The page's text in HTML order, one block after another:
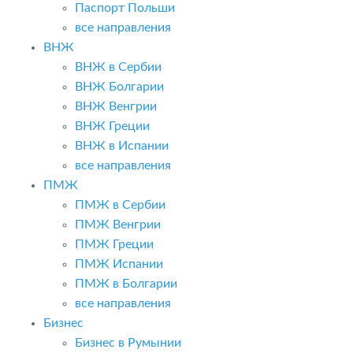
Паспорт Польши
все направления
ВНЖ
ВНЖ в Сербии
ВНЖ Болгарии
ВНЖ Венгрии
ВНЖ Греции
ВНЖ в Испании
все направления
ПМЖ
ПМЖ в Сербии
ПМЖ Венгрии
ПМЖ Греции
ПМЖ Испании
ПМЖ в Болгарии
все направления
Бизнес
Бизнес в Румынии